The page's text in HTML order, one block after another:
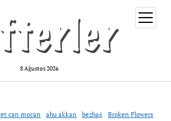
8 Ağustos 2026
aç
can mocan ahu akkan bezhağ Broken Flowers